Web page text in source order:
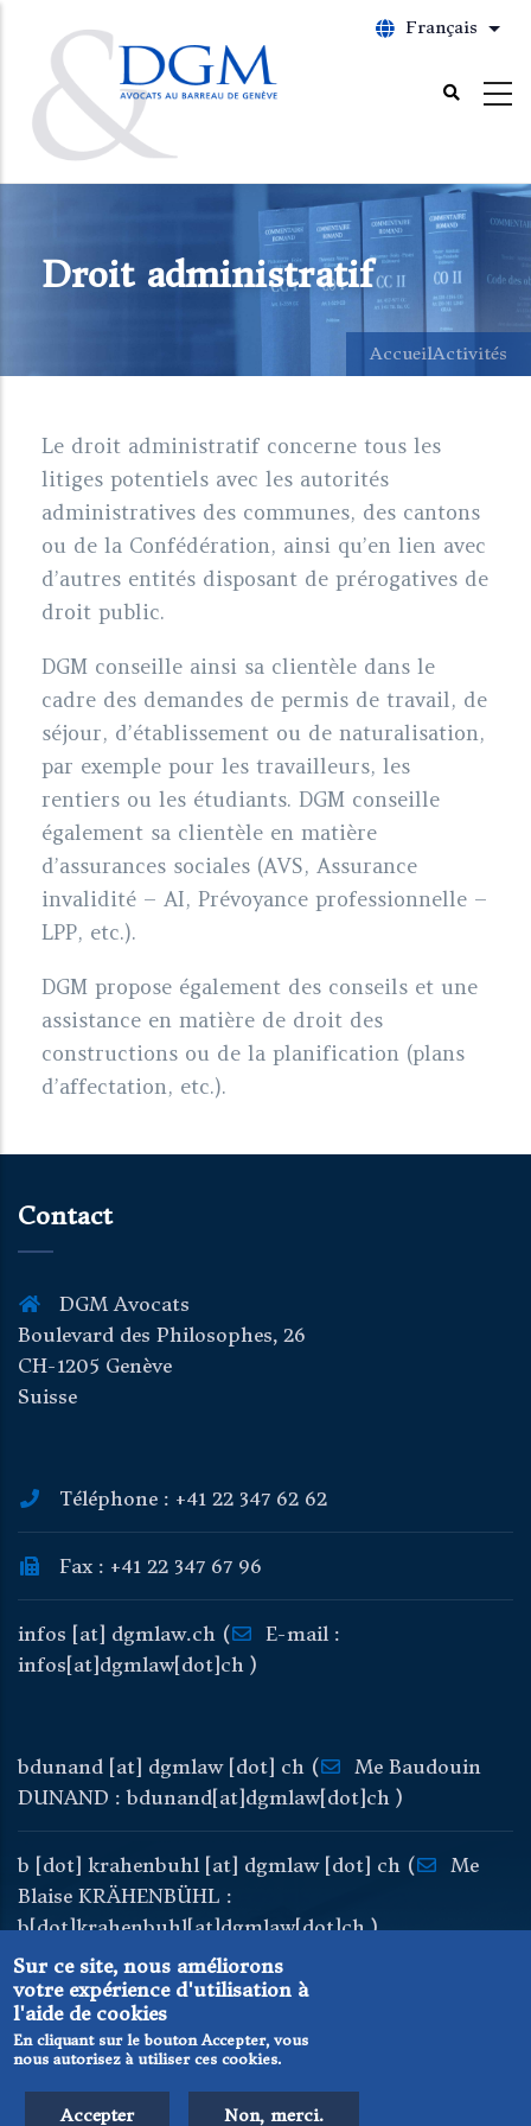
contenu
principal
Français
Droit administratif
AccueilActivités
Le droit administratif concerne tous les
litiges potentiels avec les autorités
administratives des communes, des cantons
ou de la Confédération, ainsi qu’en lien avec
d’autres entités disposant de prérogatives de
droit public.
DGM conseille ainsi sa clientèle dans le
cadre des demandes de permis de travail, de
séjour, d’établissement ou de naturalisation,
par exemple pour les travailleurs, les
rentiers ou les étudiants. DGM conseille
également sa clientèle en matière
d’assurances sociales (AVS, Assurance
invalidité – AI, Prévoyance professionnelle –
LPP, etc.).
DGM propose également des conseils et une
assistance en matière de droit des
constructions ou de la planification (plans
d’affectation, etc.).
Contact
DGM Avocats
Boulevard des Philosophes, 26
CH-1205 Genève
Suisse
Téléphone : +41 22 347 62 62
Fax : +41 22 347 67 96
infos [at] dgmlaw.ch (
E-mail :
infos[at]dgmlaw[dot]ch )
bdunand [at] dgmlaw[dot] ch (
Me Baudouin
DUNAND : bdunand[at]dgmlaw[dot]ch )
b [dot] krahenbuhl [at] dgmlaw[dot] ch (
Me
Blaise KRÄHENBÜHL :
b[dot]krahenbuhl[at]dgmlaw[dot]ch )
Connexion
Sur ce site, nous améliorons
votre expérience d'utilisation à
l'aide de cookies
En cliquant sur le bouton Accepter, vous
nous autorisez à utiliser ces cookies.
Accepter Non, merci.